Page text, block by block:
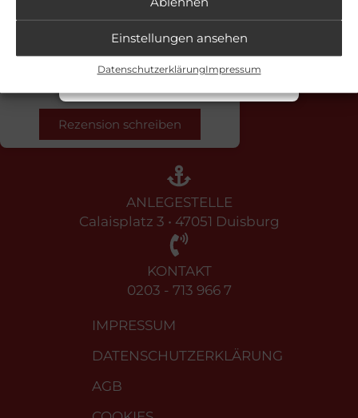
Einstellungen ansehen
DatenschutzerklärungImpressum
IMPRESSUM
DATENSCHUTZERKLÄRUNG
AGB
ANLEGESTELLE
Calaisplatz 3 • 47051 Duisburg
KONTAKT
0203 - 713 966 7
Weisse Flotte Hafenrundfahrt
Duisburg GmbH
4.3 / 5.0
Rezension schreiben
Schließen